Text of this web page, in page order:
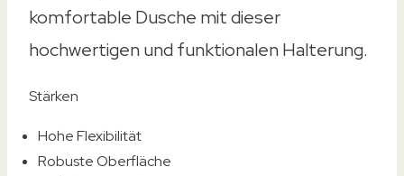
komfortable Dusche mit dieser
hochwertigen und funktionalen Halterung.
Stärken
Hohe Flexibilität
Robuste Oberfläche